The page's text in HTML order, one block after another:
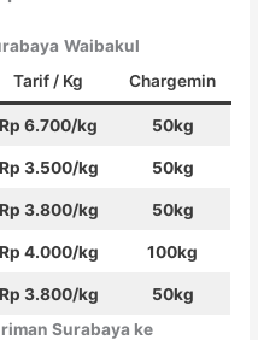
Waibakul
Tarif / Kg Chargemin
Rp 6.700/kg 50kg
Rp 3.500/kg 50kg
Rp 3.800/kg 50kg
Rp 4.000/kg 100kg
Rp 3.800/kg
50kg
Surabaya ke